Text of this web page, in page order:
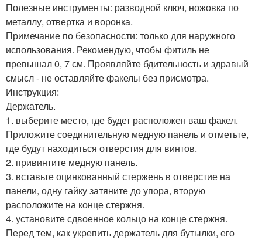
Полезные инструменты: разводной ключ, ножовка по
металлу, отвертка и воронка.
Примечание по безопасности: только для наружного
использования. Рекомендую, чтобы фитиль не
превышал 0, 7 см. Проявляйте бдительность и здравый
смысл - не оставляйте факелы без присмотра.
Инструкция:
Держатель.
1. выберите место, где будет расположен ваш факел.
Приложите соединительную медную панель и отметьте,
где будут находиться отверстия для винтов.
2. привинтите медную панель.
3. вставьте оцинкованный стержень в отверстие на
панели, одну гайку затяните до упора, вторую
расположите на конце стержня.
4. установите сдвоенное кольцо на конце стержня.
Перед тем, как укрепить держатель для бутылки, его